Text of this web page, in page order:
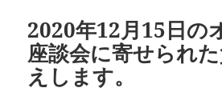
2020年12月15日の
座談会に寄せられ
えします。